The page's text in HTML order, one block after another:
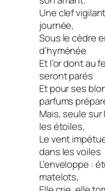
Une clef
journée,
Sous le cèdre
d’hyménée
Et l’or dont au
seront parés
Et pour ses
parfums
Mais, seule
les étoiles,
Le vent
dans les voiles
L’enveloppe :
matelots,